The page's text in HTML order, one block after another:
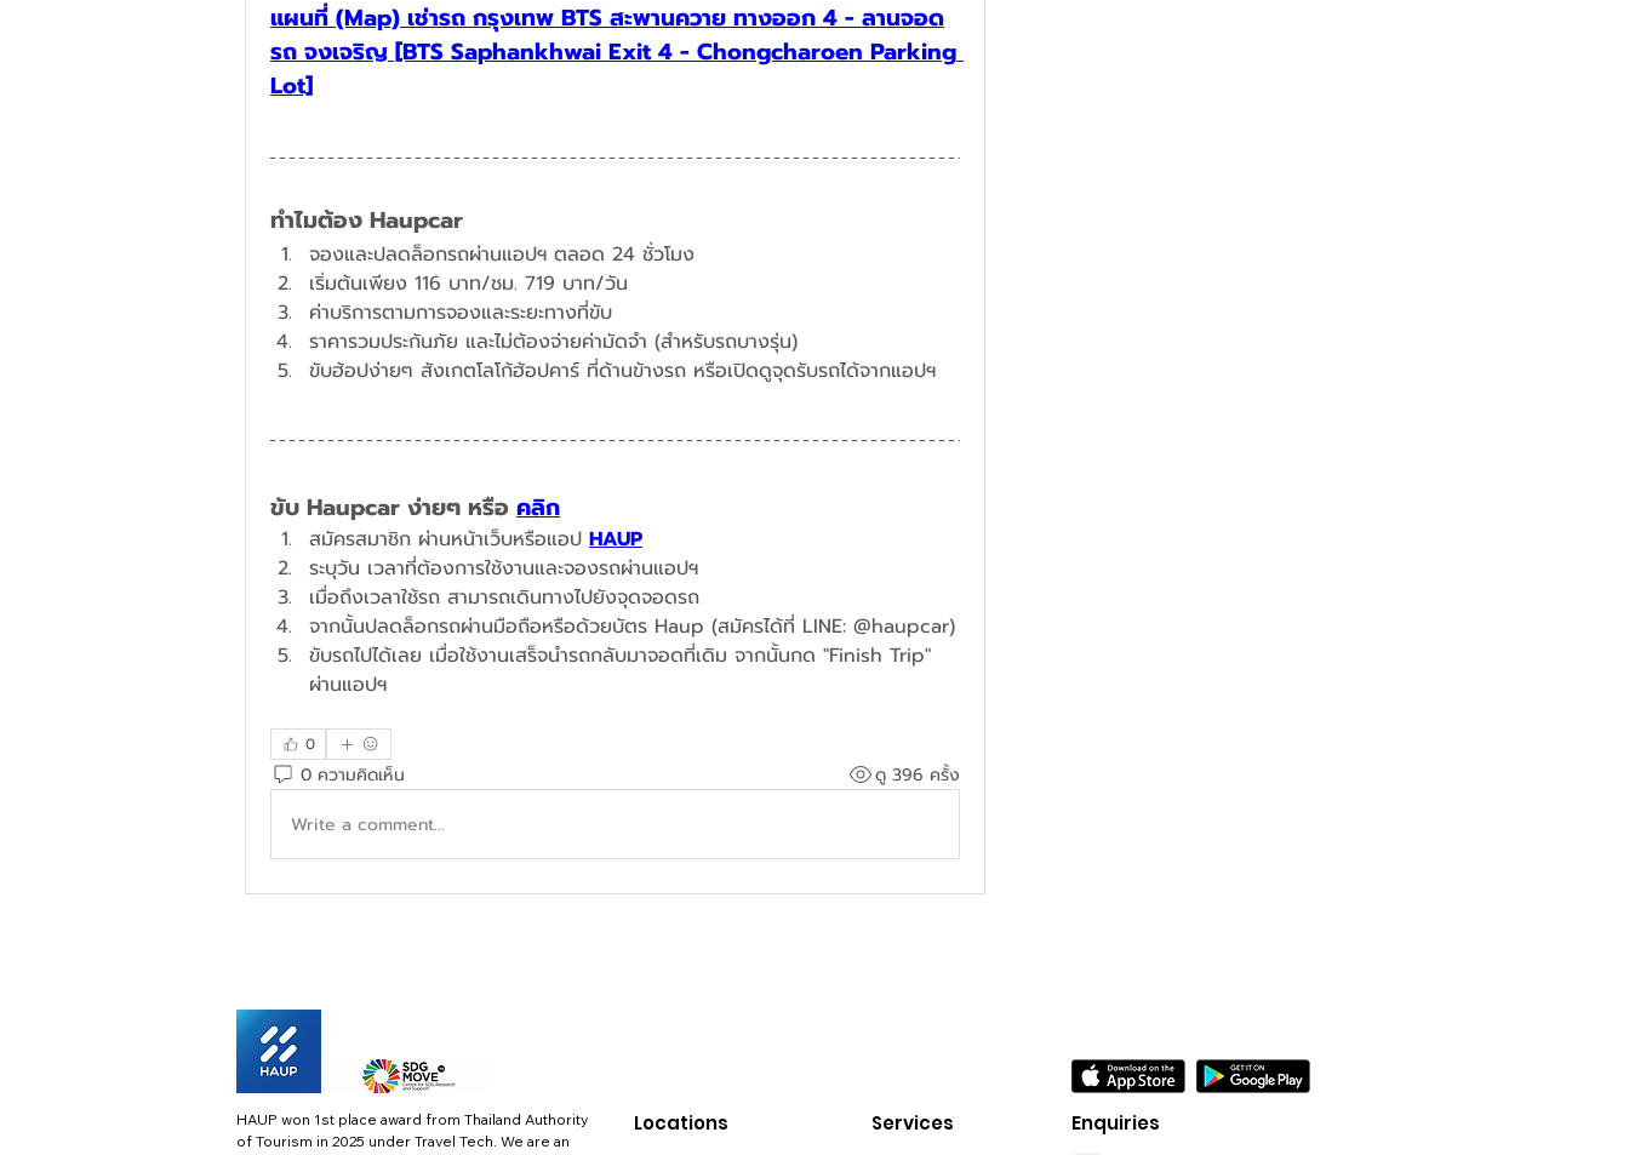
แผนที่ (Map) เช่ารถ กรุงเทพ BTS สะพานควาย ทางออก 4 - ลานจอด
รถ จงเจริญ [BTS Saphankhwai Exit 4 - Chongcharoen Parking
Lot]
ทำไมต้อง Haupcar
จองและปลดล็อกรถผ่านแอปฯ ตลอด 24 ชั่วโมง
​เริ่มต้นเพียง 116 บาท/ชม. 719 บาท/วัน
ค่าบริการตามการจองและระยะทางที่ขับ
ราคารวมประกันภัย และไม่ต้องจ่ายค่ามัดจำ (สำหรับรถบางรุ่น)
ขับฮ้อปง่ายๆ สังเกตโลโก้ฮ้อปคาร์ ที่ด้านข้างรถ หรือเปิดดูจุดรับรถได้จากแอปฯ
ขับ Haupcar ง่ายๆ หรือ คลิก
สมัครสมาชิก ผ่านหน้าเว็บหรือแอป HAUP
ระบุวัน เวลาที่ต้องการใช้งานและจองรถผ่านแอปฯ​
เมื่อถึงเวลาใช้รถ สามารถเดินทางไปยังจุดจอดรถ
จากนั้นปลดล็อกรถผ่านมือถือหรือด้วยบัตร Haup (สมัครได้ที่ LINE: @haupcar)
ขับรถไปได้เลย เมื่อใช้งานเสร็จนำรถกลับมาจอดที่เดิม จากนั้นกด "Finish Trip"
ผ่านแอปฯ
0
0 ความคิดเห็น
ดู 396 ครั้ง
Write a comment...
HAUP won 1st place award from Thailand Authority
of Tourism in 2025 under Travel Tech. We are an
Locations Services Enquiries